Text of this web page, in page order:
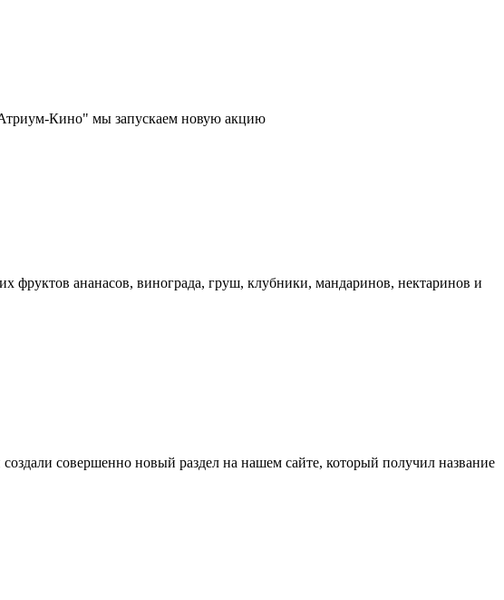
Кино" мы запускаем новую акцию
ананасов, винограда, груш, клубники, мандаринов, нектаринов и
совершенно новый раздел на нашем сайте, который получил название